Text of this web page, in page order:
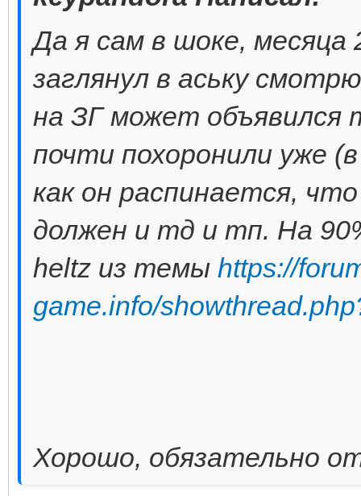
Да я сам в шоке, месяца
заглянул в аську
на ЗГ может объявился
почти похоронили уже
как он распинается,
должен и тд и тп. На
heltz из темы https://
game.info/
Хорошо, обязательно